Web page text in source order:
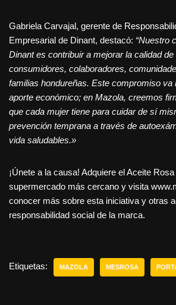
Gabriela Carvajal, gerente de
Empresarial de Dinant, destacó: “Nuestro
Dinant es contribuir a mejorar la calidad
consumidores, colaboradores,
familias hondureñas. Este compromiso va
aporte económico; en Mazola, creemos
que cada mujer tiene para cuidar de sí
prevención temprana a través de
vida saludables.»
¡Únete a la causa! Adquiere el Aceite
supermercado más cercano y visita
conocer más sobre esta iniciativa y otras
responsabilidad social de la marca.
Etiquetas: MAZOLA MESROSA